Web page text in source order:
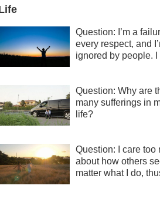
Question: I’m a
every respect, and
ignored by people. I
Question: Why are
many sufferings in
life?
Question: I care too
about how others
matter what I do,